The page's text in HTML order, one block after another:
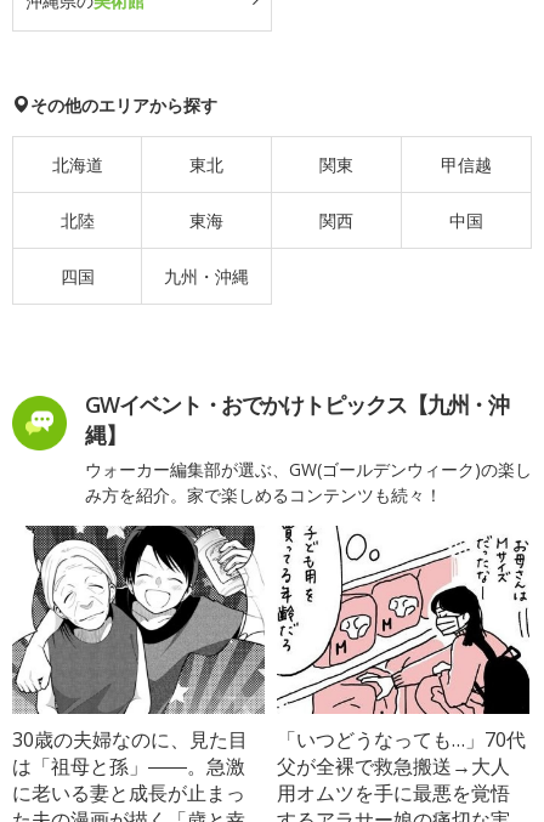
その他のエリアから探す
北海道 東北 関東 甲信越
北陸 東海 関西 中国
四国 九州・沖縄
GWイベント・おでかけトピックス【九州・沖
縄】
ウォーカー編集部が選ぶ、GW(ゴールデンウィーク)の楽し
み方を紹介。家で楽しめるコンテンツも続々！
30歳の夫婦なのに、見た目
は「祖母と孫」――。急激
に老いる妻と成長が止まっ
「いつどうなっても…」70代
父が全裸で救急搬送→大人
用オムツを手に最悪を覚悟